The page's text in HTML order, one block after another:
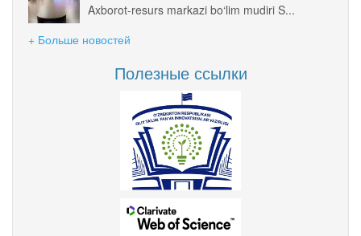
Axborot-resurs markazi bo‘lim mudiri S...
+ Больше новостей
Полезные ссылки